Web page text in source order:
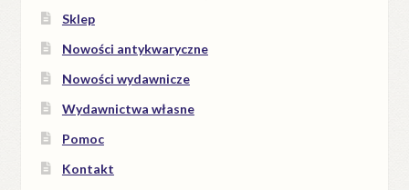
Sklep
Nowości antykwaryczne
Nowości wydawnicze
Wydawnictwa własne
Pomoc
Kontakt